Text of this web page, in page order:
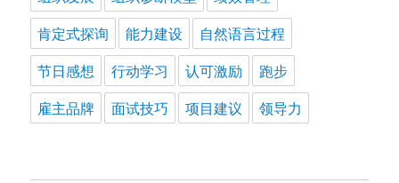
肯定式探询
能力建设
自然语言过程
节日感想
行动学习 认可激励
跑步
雇主品牌
面试技巧 项目建议 领导力